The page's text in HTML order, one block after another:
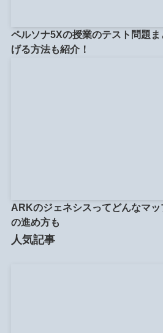
ペルソナ5Xの授業のテスト問題
げる方法も紹介！
ARKのジェネシスってどんなマ
の進め方も
人気記事